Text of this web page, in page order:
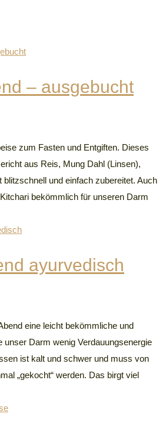
– ausgebucht
zum Fasten und Entgiften. Dieses
aus Reis, Mung Dahl (Linsen),
und einfach zubereitet. Auch
bekömmlich für unseren Darm
ayurvedisch
eine leicht bekömmliche und
unser Darm wenig Verdauungsenergie
ist kalt und schwer und muss von
„gekocht“ werden. Das birgt viel